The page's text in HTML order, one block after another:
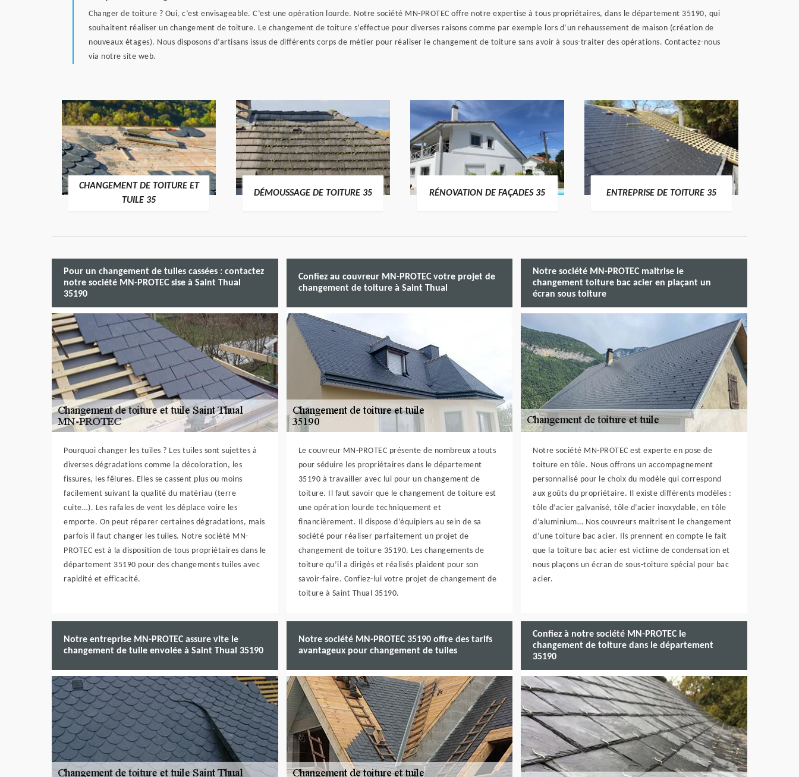
Changer de toiture ? Oui, c’est envisageable. C’est une opération lourde. Notre société MN-PROTEC offre notre expertise à tous propriétaires, dans le département 35190, qui
souhaitent réaliser un changement de toiture. Le changement de toiture s’effectue pour diverses raisons comme par exemple lors d’un rehaussement de maison (création de
nouveaux étages). Nous disposons d’artisans issus de différents corps de métier pour réaliser le changement de toiture sans avoir à sous-traiter des opérations. Contactez-nous
via notre site web.
CHANGEMENT DE TOITURE ET
TUILE 35
DÉMOUSSAGE DE TOITURE 35 RÉNOVATION DE FAÇADES 35 ENTREPRISE DE TOITURE 35
Pour un changement de tuiles cassées : contactez
notre société MN-PROTEC sise à Saint Thual
35190
Pourquoi changer les tuiles ? Les tuiles sont sujettes à
diverses dégradations comme la décoloration, les
fissures, les fêlures. Elles se cassent plus ou moins
facilement suivant la qualité du matériau (terre
cuite…). Les rafales de vent les déplace voire les
emporte. On peut réparer certaines dégradations, mais
parfois il faut changer les tuiles. Notre société MN-
PROTEC est à la disposition de tous propriétaires dans le
département 35190 pour des changements tuiles avec
rapidité et efficacité.
Confiez au couvreur MN-PROTEC votre projet de
changement de toiture à Saint Thual
Le couvreur MN-PROTEC présente de nombreux atouts
pour séduire les propriétaires dans le département
35190 à travailler avec lui pour un changement de
toiture. Il faut savoir que le changement de toiture est
une opération lourde techniquement et
financièrement. Il dispose d’équipiers au sein de sa
société pour réaliser parfaitement un projet de
changement de toiture 35190. Les changements de
toiture qu’il a dirigés et réalisés plaident pour son
savoir-faire. Confiez-lui votre projet de changement de
toiture à Saint Thual 35190.
Notre société MN-PROTEC maitrise le
changement toiture bac acier en plaçant un
écran sous toiture
Notre société MN-PROTEC est experte en pose de
toiture en tôle. Nous offrons un accompagnement
personnalisé pour le choix du modèle qui correspond
aux goûts du propriétaire. Il existe différents modèles :
tôle d’acier galvanisé, tôle d’acier inoxydable, en tôle
d’aluminium… Nos couvreurs maitrisent le changement
d’une toiture bac acier. Ils prennent en compte le fait
que la toiture bac acier est victime de condensation et
nous plaçons un écran de sous-toiture spécial pour bac
acier.
Notre entreprise MN-PROTEC assure vite le
changement de tuile envolée à Saint Thual 35190
Notre société MN-PROTEC 35190 offre des tarifs
avantageux pour changement de tuiles
Confiez à notre société MN-PROTEC le
changement de toiture dans le département
35190